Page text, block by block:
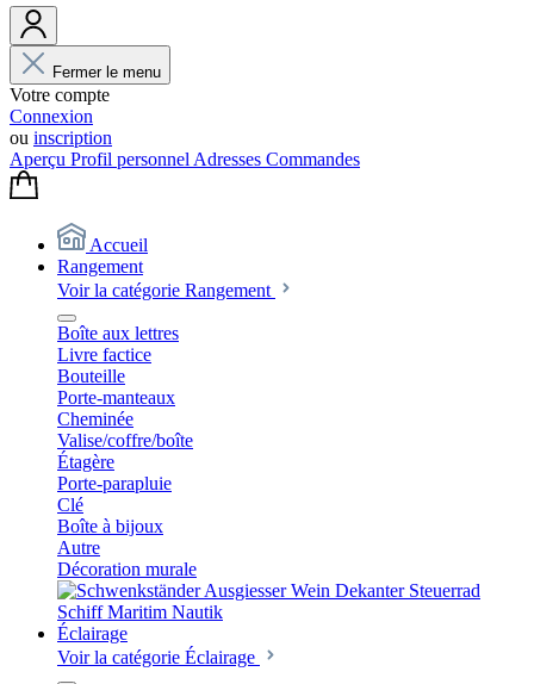
Fermer le menu
Votre compte
Connexion
ou inscription
Aperçu Profil personnel Adresses Commandes
Accueil
Rangement
Voir la catégorie Rangement
Boîte aux lettres
Livre factice
Bouteille
Porte-manteaux
Cheminée
Valise/coffre/boîte
Étagère
Porte-parapluie
Clé
Boîte à bijoux
Autre
Décoration murale
Éclairage
Voir la catégorie Éclairage